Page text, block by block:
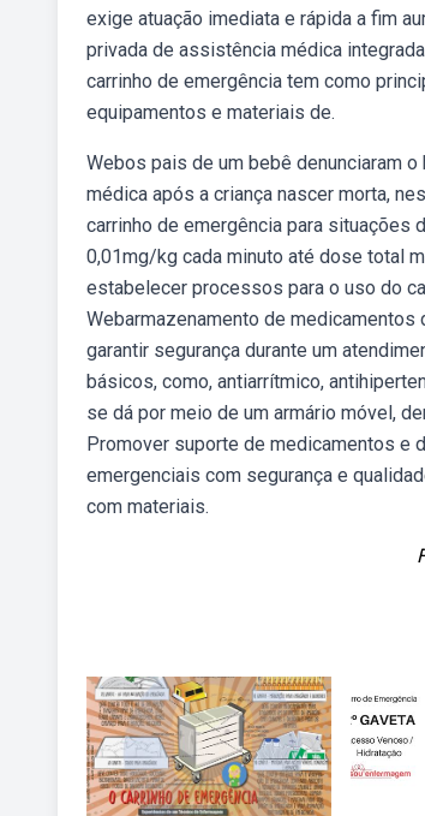
exige atuação imediata e rápida a fim
privada de assistência médica
carrinho de emergência tem como
equipamentos e materiais de.
Webos pais de um bebê denunciaram
médica após a criança nascer morta,
carrinho de emergência para situações
0,01mg/kg cada minuto até dose total
estabelecer processos para o uso do
Webarmazenamento de
garantir segurança durante um
básicos, como, antiarrítmico,
se dá por meio de um armário móvel,
Promover suporte de medicamentos e
emergenciais com segurança e
com materiais.